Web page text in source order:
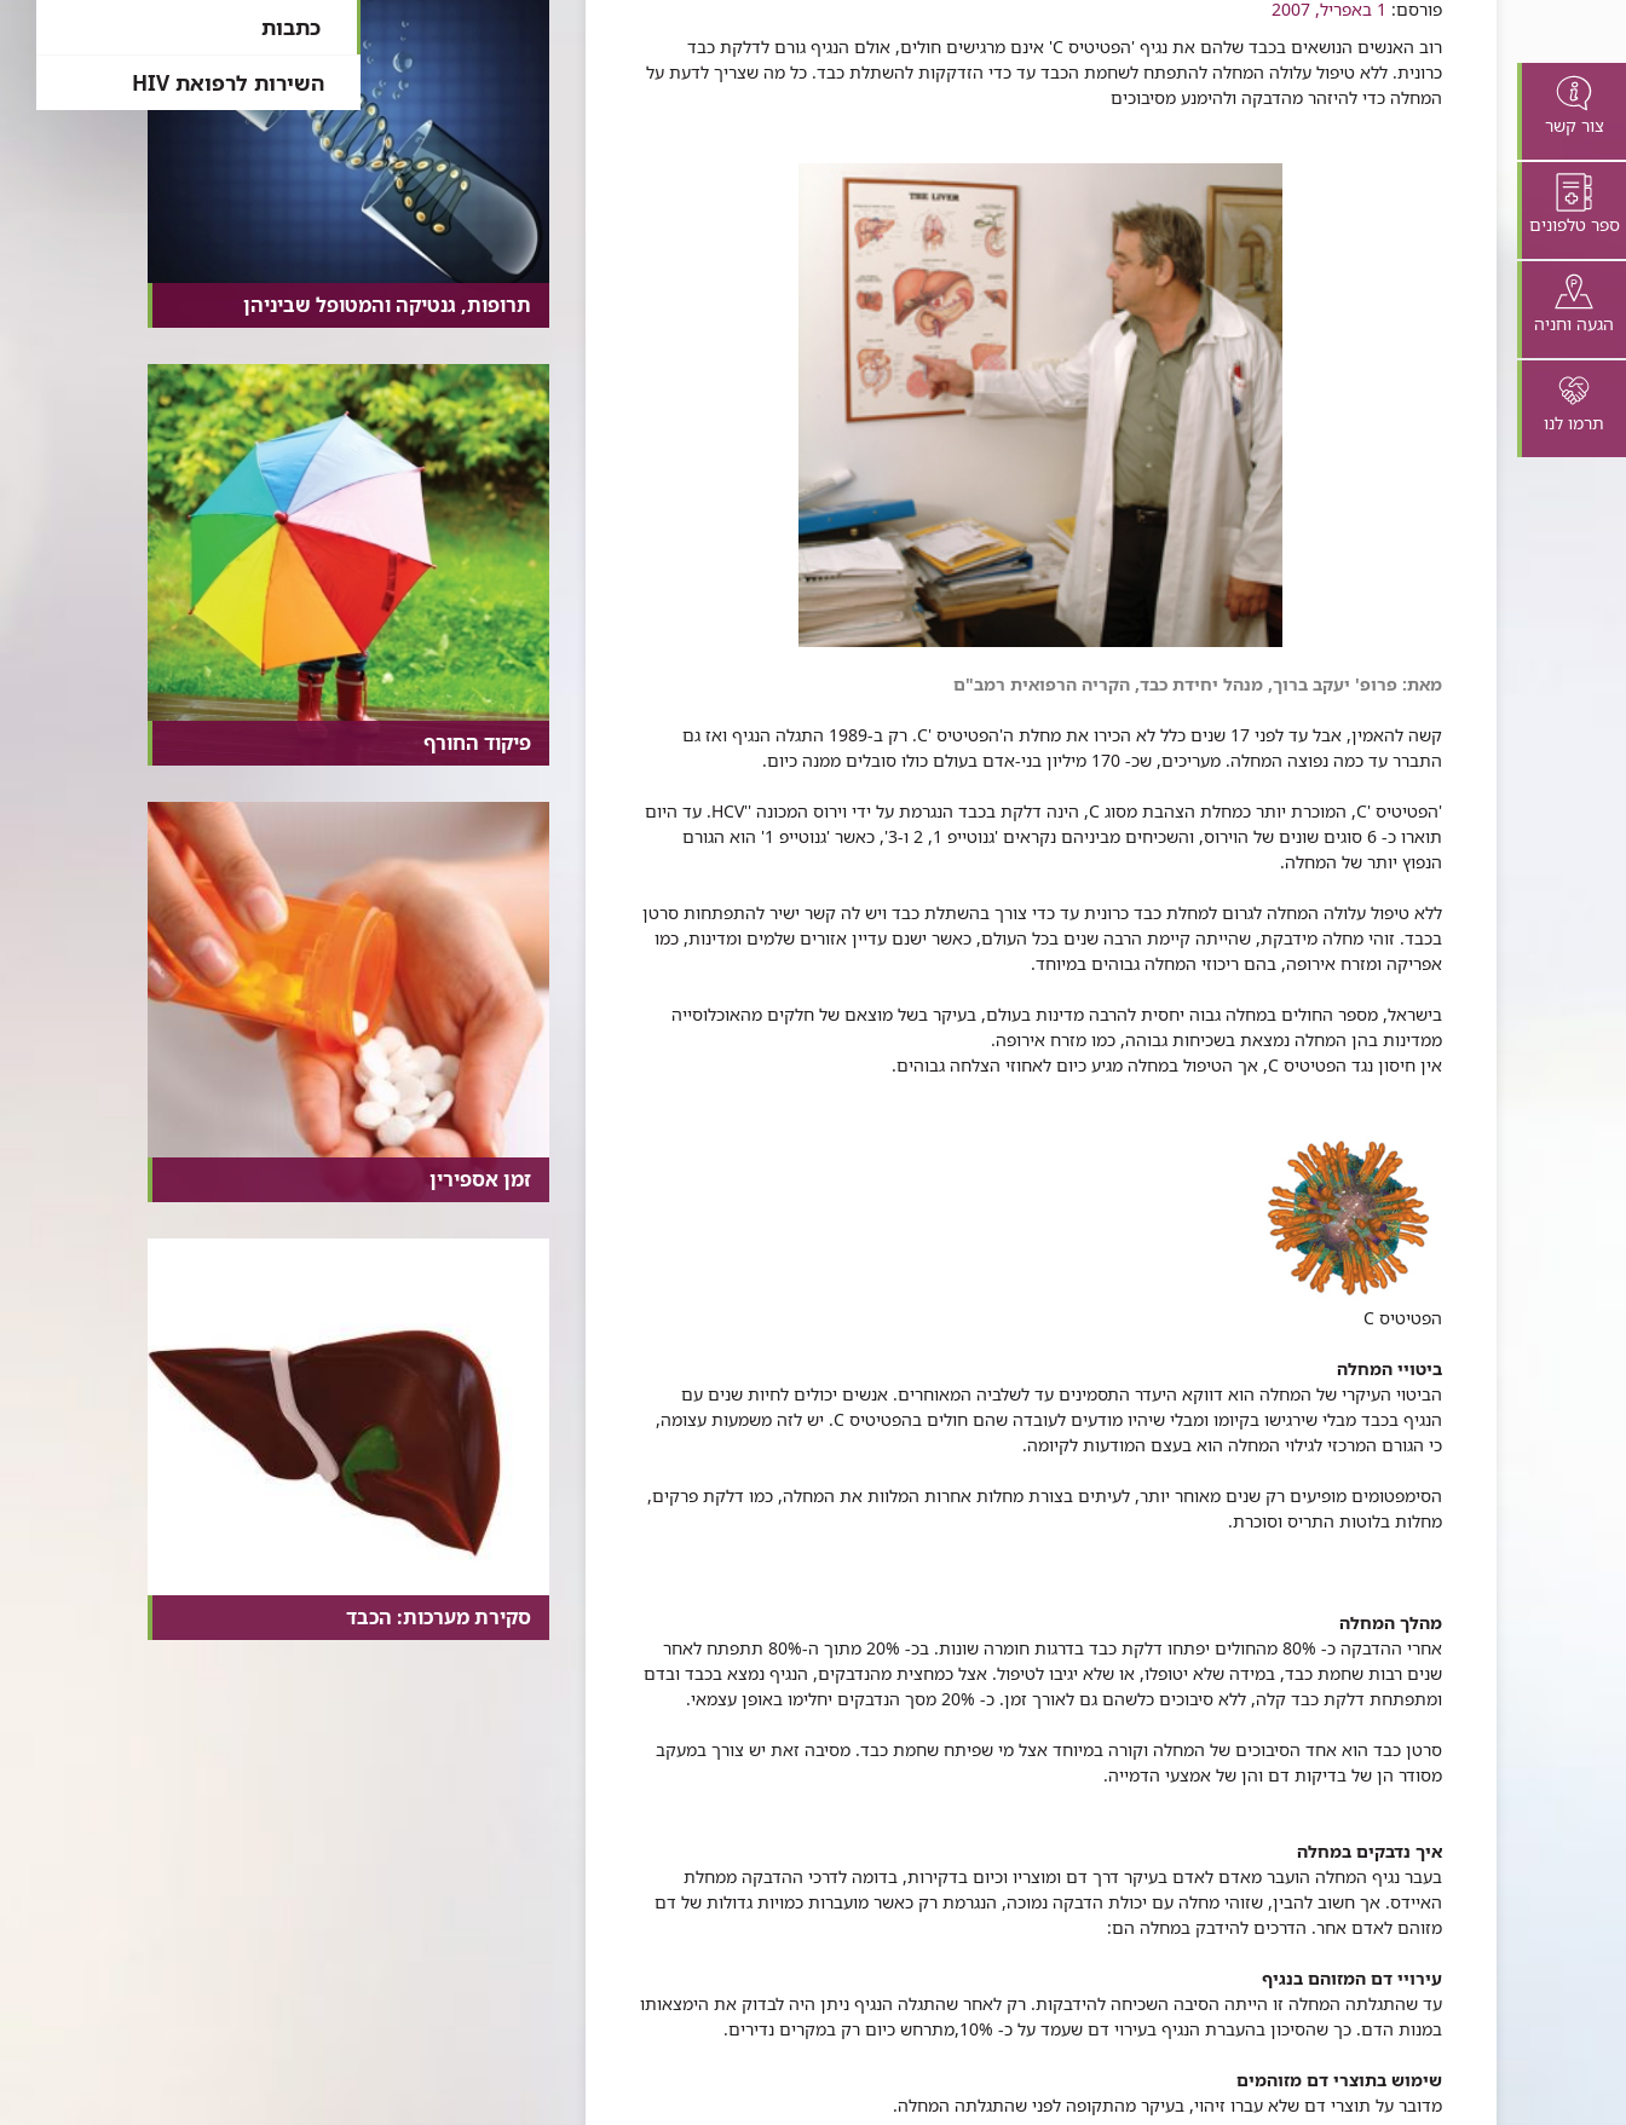
צור קשר
ספר טלפונים
הגעה וחניה
תרמו לנו
כתבות
השירות לרפואת HIV
שיתוף
פורסם: 1 באפריל, 2007
רוב האנשים הנושאים בכבד שלהם את נגיף 'הפטיטיס C' אינם מרגישים חולים, אולם הנגיף גורם לדלקת כבד
כרונית. ללא טיפול עלולה המחלה להתפתח לשחמת הכבד עד כדי הזדקקות להשתלת כבד. כל מה שצריך לדעת על
המחלה כדי להיזהר מהדבקה ולהימנע מסיבוכים​
מאת: פרופ' יעקב ברוך, מנהל יחידת כבד, הקריה הרפואית רמב"ם
קשה להאמין, אבל עד לפני 17 שנים כלל לא הכירו את מחלת ה'הפטיטיס 'C. רק ב-1989 התגלה הנגיף ואז גם
התברר עד כמה נפוצה המחלה. מעריכים, שכ- 170 מיליון בני-אדם בעולם כולו סובלים ממנה כיום.
'הפטיטיס 'C, המוכרת יותר כמחלת הצהבת מסוג C, הינה דלקת בכבד הנגרמת על ידי וירוס המכונה ''HCV. עד היום
תוארו כ- 6 סוגים שונים של הוירוס, והשכיחים מביניהם נקראים 'גנוטייפ 1, 2 ו-3', כאשר 'גנוטייפ 1' הוא הגורם
הנפוץ יותר של המחלה.
ללא טיפול עלולה המחלה לגרום למחלת כבד כרונית עד כדי צורך בהשתלת כבד ויש לה קשר ישיר להתפתחות סרטן
בכבד. זוהי מחלה מידבקת, שהייתה קיימת הרבה שנים בכל העולם, כאשר ישנם עדיין אזורים שלמים ומדינות, כמו
אפריקה ומזרח אירופה, בהם ריכוזי המחלה גבוהים במיוחד.
בישראל, מספר החולים במחלה גבוה יחסית להרבה מדינות בעולם, בעיקר בשל מוצאם של חלקים מהאוכלוסייה
ממדינות בהן המחלה נמצאת בשכיחות גבוהה, כמו מזרח אירופה.
אין חיסון נגד הפטיטיס C, אך הטיפול במחלה מגיע כיום לאחוזי הצלחה גבוהים.
הפטיטיס C
ביטויי המחלה
הביטוי העיקרי של המחלה הוא דווקא היעדר התסמינים עד לשלביה המאוחרים. אנשים יכולים לחיות שנים עם
הנגיף בכבד מבלי שירגישו בקיומו ומבלי שיהיו מודעים לעובדה שהם חולים בהפטיטיס C. יש לזה משמעות עצומה,
כי הגורם המרכזי לגילוי המחלה הוא בעצם המודעות לקיומה.
הסימפטומים מופיעים רק שנים מאוחר יותר, לעיתים בצורת מחלות אחרות המלוות את המחלה, כמו דלקת פרקים,
מחלות בלוטות התריס וסוכרת.
מהלך המחלה
אחרי ההדבקה כ- 80% מהחולים יפתחו דלקת כבד בדרגות חומרה שונות. בכ- 20% מתוך ה-80% תתפתח לאחר
שנים רבות שחמת כבד, במידה שלא יטופלו, או שלא יגיבו לטיפול. אצל כמחצית מהנדבקים, הנגיף נמצא בכבד ובדם
ומתפתחת דלקת כבד קלה, ללא סיבוכים כלשהם גם לאורך זמן. כ- 20% מסך הנדבקים יחלימו באופן עצמאי.
סרטן כבד הוא אחד הסיבוכים של המחלה וקורה במיוחד אצל מי שפיתח שחמת כבד. מסיבה זאת יש צורך במעקב
מסודר הן של בדיקות דם והן של אמצעי הדמייה.
איך נדבקים במחלה
בעבר נגיף המחלה הועבר מאדם לאדם בעיקר דרך דם ומוצריו וכיום בדקירות, בדומה לדרכי ההדבקה ממחלת
האיידס. אך חשוב להבין, שזוהי מחלה עם יכולת הדבקה נמוכה, הנגרמת רק כאשר מועברות כמויות גדולות של דם
מזוהם לאדם אחר. הדרכים להידבק במחלה הם:
עירויי דם המזוהם בנגיף
עד שהתגלתה המחלה זו הייתה הסיבה השכיחה להידבקות. רק לאחר שהתגלה הנגיף ניתן היה לבדוק את הימצאותו
במנות הדם. כך שהסיכון בהעברת הנגיף בעירוי דם שעמד על כ- 10%,מתרחש כיום רק במקרים נדירים.
שימוש בתוצרי דם מזוהמים
מדובר על תוצרי דם שלא עברו זיהוי, בעיקר מהתקופה לפני שהתגלתה המחלה.
תרופות, גנטיקה והמטופל שביניהן
פיקוד החורף
זמן אספירין
סקירת מערכות: הכבד